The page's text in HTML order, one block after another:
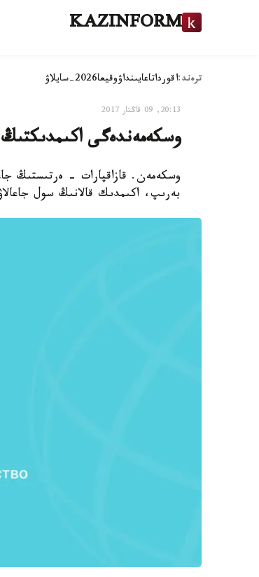
KAZINFORM
ترەند:اقورداتاعايىنداۋوقيعا2026-سايلاۋ
20:13, 09 قاڭتار 2017
وسكەمەندەگى اكىمدىكتىڭ
وسكەمەن. قازاقپارات - ەرتىستىڭ
بەرىپ، اكىمدىك قالانىڭ سول